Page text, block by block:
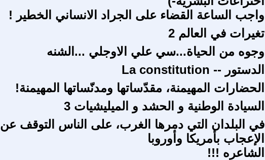
​واجب الساعة القضاء على الجراد الانساني الخطير !
تغيرات في العالم 2
وجوه من الحياة...سي علي الاوجلي ...الشنه
الدستور -- La constitution
الحضارات المهيمنة، مقدّساتها ومدنّساتها المهيمنة!
السيادة الوطنية و الحشد و الميليشيات 3
في البلدان التي دمرها الغرب، على الناس التوقف عن
الإعجاب بأمريكا وأوروبا
الشاعره !!!